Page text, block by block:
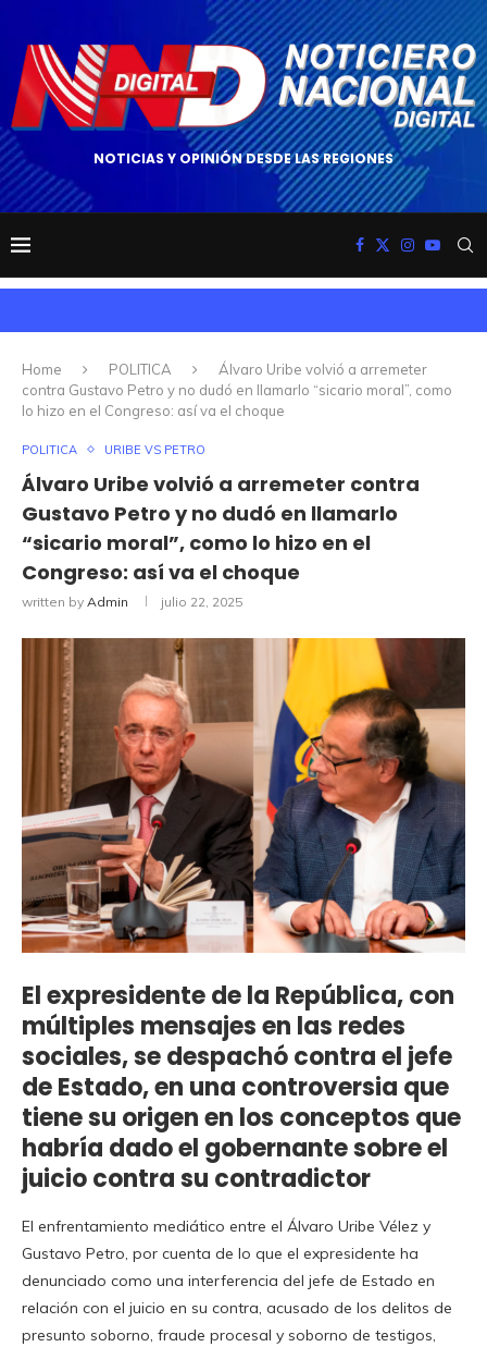
NOTICIAS Y OPINIÓN DESDE LAS REGIONES
Home POLITICA
Álvaro Uribe volvió a arremeter
contra Gustavo Petro y no dudó en llamarlo “sicario moral”, como
lo hizo en el Congreso: así va el choque
POLITICA URIBE VS PETRO
Álvaro Uribe volvió a arremeter contra
Gustavo Petro y no dudó en llamarlo
“sicario moral”, como lo hizo en el
Congreso: así va el choque
written by Admin julio 22, 2025
El expresidente de la República, con
múltiples mensajes en las redes
sociales, se despachó contra el jefe
de Estado, en una controversia que
tiene su origen en los conceptos que
habría dado el gobernante sobre el
juicio contra su contradictor
El enfrentamiento mediático entre el Álvaro Uribe Vélez y
Gustavo Petro, por cuenta de lo que el expresidente ha
denunciado como una interferencia del jefe de Estado en
relación con el juicio en su contra, acusado de los delitos de
presunto soborno, fraude procesal y soborno de testigos,